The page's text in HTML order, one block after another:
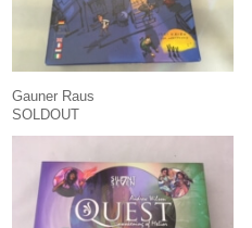
Gauner Raus
SOLDOUT